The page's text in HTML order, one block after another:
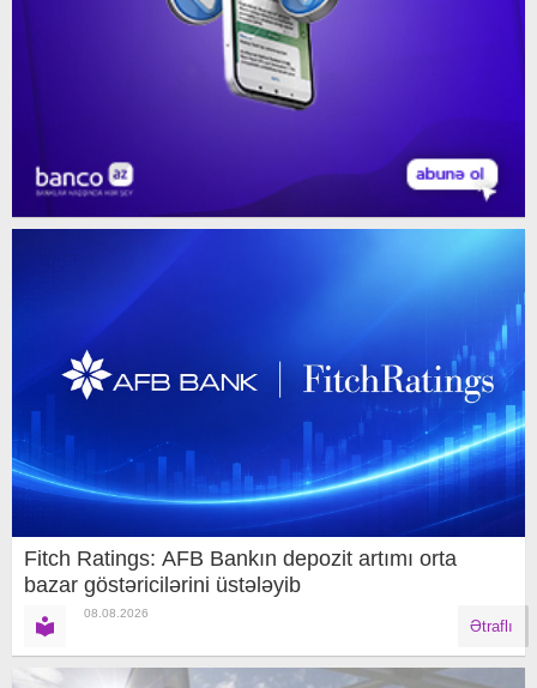
Fitch Ratings: AFB Bankın depozit artımı orta
bazar göstəricilərini üstələyib
08.08.2026
Ətraflı